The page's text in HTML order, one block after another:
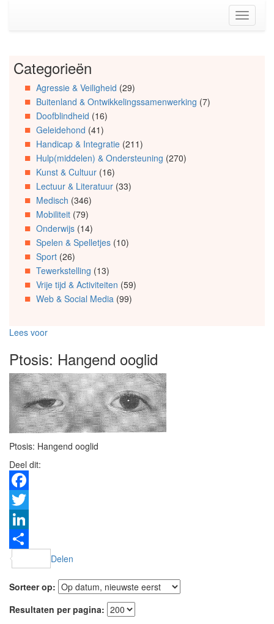
primaire
(Accesskey
Toggle
Spring
Artikels
Spring
naar
Info
Spring
Organisaties
Spring
naar
Social
media
Categorieën
Agressie & Veiligheid (29)
Buitenland & Ontwikkelingssamenwerking (7)
Doofblindheid (16)
Geleidehond (41)
Handicap & Integratie(211)
Hulp(middelen) & Ondersteuning (270)
Kunst & Cultuur(16)
Lectuur & Literatuur(33)
Medisch (346)
Mobiliteit(79)
Onderwijs(14)
Spelen & Spelletjes(10)
Sport(26)
Tewerkstelling (13)
Vrije tijd & Activiteiten (59)
Web & Social Media(99)
Lees voor
Ptosis: Hangend ooglid
Ptosis: Hangend ooglid
Deel dit:
Facebook
Twitter
LinkedIn
Delen
Sorteer op:
Resultaten per pagina: